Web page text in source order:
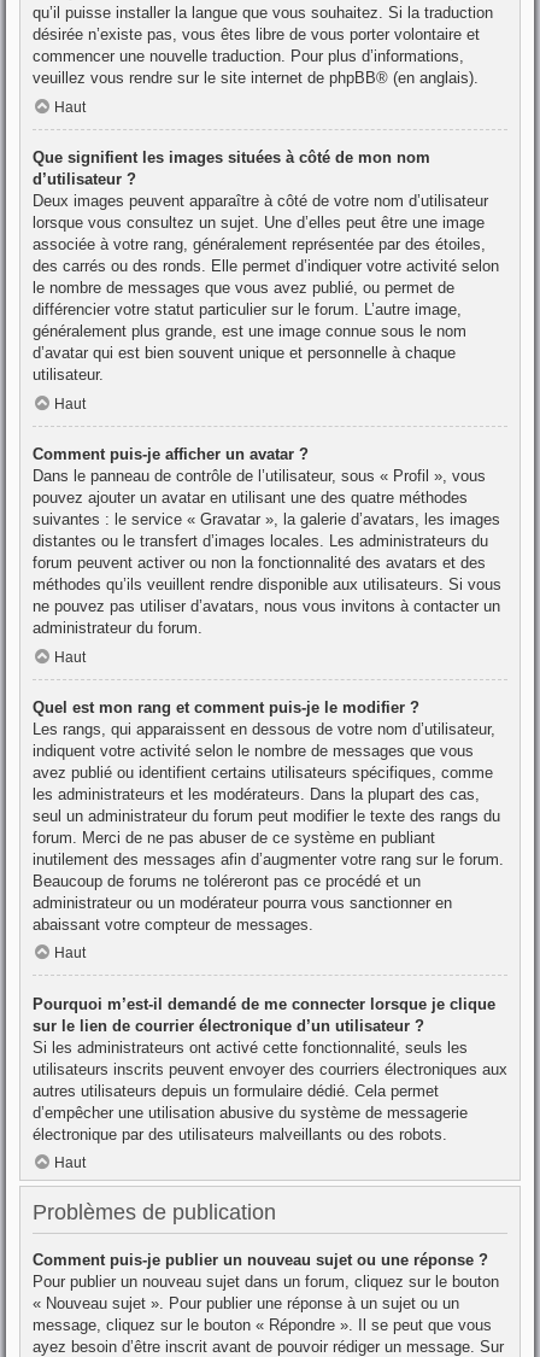
qu’il puisse installer la langue que vous souhaitez. Si la traduction
désirée n’existe pas, vous êtes libre de vous porter volontaire et
commencer une nouvelle traduction. Pour plus d’informations,
veuillez vous rendre sur le site internet de phpBB® (en anglais).
Haut
Que signifient les images situées à côté de mon nom
d’utilisateur ?
Deux images peuvent apparaître à côté de votre nom d’utilisateur
lorsque vous consultez un sujet. Une d’elles peut être une image
associée à votre rang, généralement représentée par des étoiles,
des carrés ou des ronds. Elle permet d’indiquer votre activité selon
le nombre de messages que vous avez publié, ou permet de
différencier votre statut particulier sur le forum. L’autre image,
généralement plus grande, est une image connue sous le nom
d’avatar qui est bien souvent unique et personnelle à chaque
utilisateur.
Haut
Comment puis-je afficher un avatar ?
Dans le panneau de contrôle de l’utilisateur, sous « Profil », vous
pouvez ajouter un avatar en utilisant une des quatre méthodes
suivantes : le service « Gravatar », la galerie d’avatars, les images
distantes ou le transfert d’images locales. Les administrateurs du
forum peuvent activer ou non la fonctionnalité des avatars et des
méthodes qu’ils veuillent rendre disponible aux utilisateurs. Si vous
ne pouvez pas utiliser d’avatars, nous vous invitons à contacter un
administrateur du forum.
Haut
Quel est mon rang et comment puis-je le modifier ?
Les rangs, qui apparaissent en dessous de votre nom d’utilisateur,
indiquent votre activité selon le nombre de messages que vous
avez publié ou identifient certains utilisateurs spécifiques, comme
les administrateurs et les modérateurs. Dans la plupart des cas,
seul un administrateur du forum peut modifier le texte des rangs du
forum. Merci de ne pas abuser de ce système en publiant
inutilement des messages afin d’augmenter votre rang sur le forum.
Beaucoup de forums ne toléreront pas ce procédé et un
administrateur ou un modérateur pourra vous sanctionner en
abaissant votre compteur de messages.
Haut
Pourquoi m’est-il demandé de me connecter lorsque je clique
sur le lien de courrier électronique d’un utilisateur ?
Si les administrateurs ont activé cette fonctionnalité, seuls les
utilisateurs inscrits peuvent envoyer des courriers électroniques aux
autres utilisateurs depuis un formulaire dédié. Cela permet
d’empêcher une utilisation abusive du système de messagerie
électronique par des utilisateurs malveillants ou des robots.
Haut
Problèmes de publication
Comment puis-je publier un nouveau sujet ou une réponse ?
Pour publier un nouveau sujet dans un forum, cliquez sur le bouton
« Nouveau sujet ». Pour publier une réponse à un sujet ou un
message, cliquez sur le bouton « Répondre ». Il se peut que vous
ayez besoin d’être inscrit avant de pouvoir rédiger un message. Sur